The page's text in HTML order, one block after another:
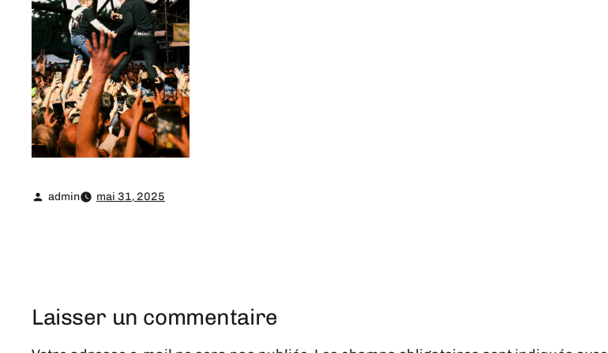
admin mai 31, 2025
Laisser un commentaire